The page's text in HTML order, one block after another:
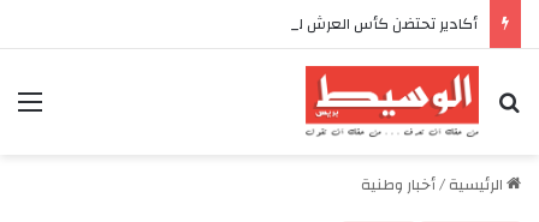
بحث عن
الرئيسية/أخبار وطنية